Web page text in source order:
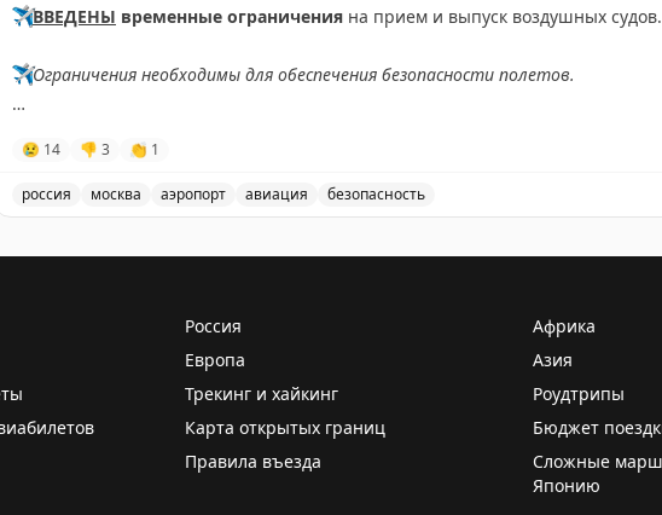
✈️ВВЕДЕНЫ временные ограничения на прием и выпуск воздушных судов.
✈️Ограничения необходимы для обеспечения безопасности полетов.
😢 14 👎 3 👏 1
россия москва аэропорт авиация безопасность
Россия Африка
Европа Азия
Трекинг и хайкинг Роудтрипы
Карта открытых границ Бюджет
Правила въезда
Сложные
Японию